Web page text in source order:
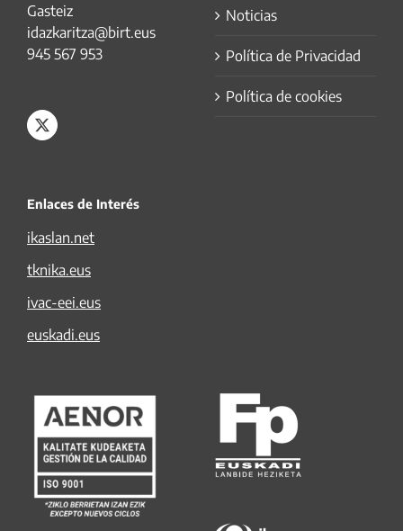
Gasteiz
idazkaritza@birt.eus
945 567 953
Noticias
Política de Privacidad
Política de cookies
Enlaces de Interés
ikaslan.net
tknika.eus
ivac-eei.eus
euskadi.eus